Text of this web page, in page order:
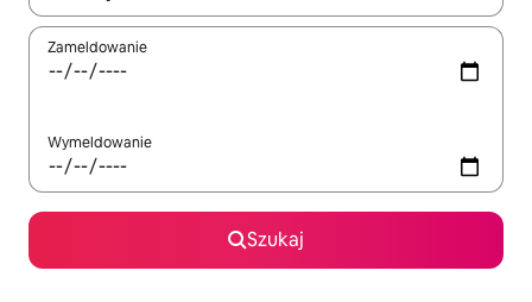
Zameldowanie
Wymeldowanie
Szukaj